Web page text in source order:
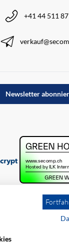
+41 44 511
Newsletter